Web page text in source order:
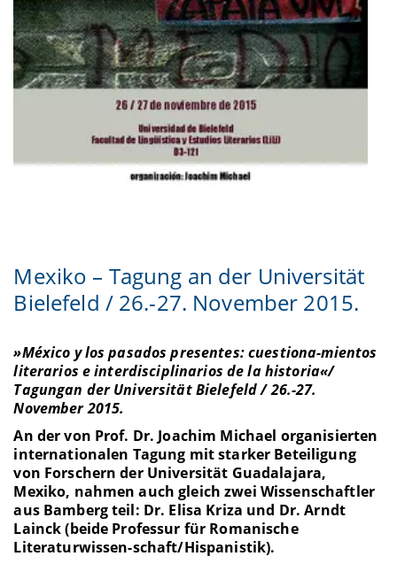
Mexiko – Tagung an der Universität
Bielefeld / 26.-27. November 2015.
»México y los pasados presentes: cuestiona-mientos
literarios e interdisciplinarios de la historia«/
Tagungan der Universität Bielefeld / 26.-27.
November 2015.
An der von Prof. Dr. Joachim Michael organisierten
internationalen Tagung mit starker Beteiligung
von Forschern der Universität Guadalajara,
Mexiko, nahmen auch gleich zwei Wissenschaftler
aus Bamberg teil: Dr. Elisa Kriza und Dr. Arndt
Lainck (beide Professur für Romanische
Literaturwissen-schaft/Hispanistik).